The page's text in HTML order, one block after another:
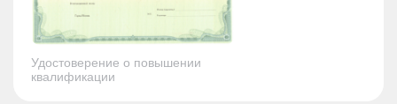
Удостоверение о повышении
квалификации